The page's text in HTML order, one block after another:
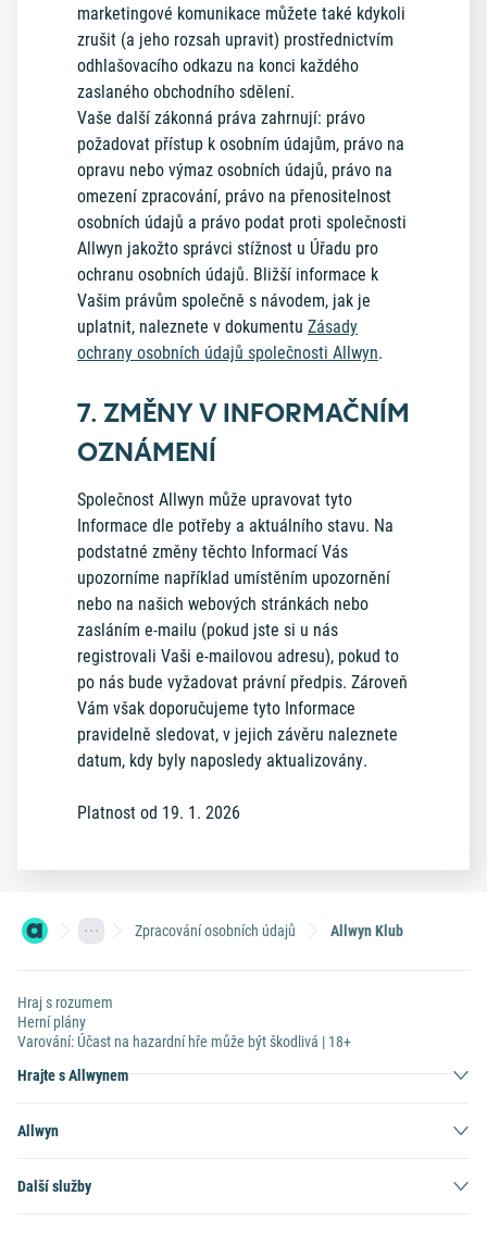
marketingové komunikace můžete také kdykoli
zrušit (a jeho rozsah upravit) prostřednictvím
odhlašovacího odkazu na konci každého
zaslaného obchodního sdělení.
Vaše další zákonná práva zahrnují: právo
požadovat přístup k osobním údajům, právo na
opravu nebo výmaz osobních údajů, právo na
omezení zpracování, právo na přenositelnost
osobních údajů a právo podat proti společnosti
Allwyn jakožto správci stížnost u Úřadu pro
ochranu osobních údajů. Bližší informace k
Vašim právům společně s návodem, jak je
uplatnit, naleznete v dokumentu Zásady
ochrany osobních údajů společnosti Allwyn.
7. ZMĚNY V INFORMAČNÍM
OZNÁMENÍ
Společnost Allwyn může upravovat tyto
Informace dle potřeby a aktuálního stavu. Na
podstatné změny těchto Informací Vás
upozorníme například umístěním upozornění
nebo na našich webových stránkách nebo
zasláním e-mailu (pokud jste si u nás
registrovali Vaši e-mailovou adresu), pokud to
po nás bude vyžadovat právní předpis. Zároveň
Vám však doporučujeme tyto Informace
pravidelně sledovat, v jejich závěru naleznete
datum, kdy byly naposledy aktualizovány.
Platnost od 19. 1. 2026
Zpracování osobních údajů Allwyn Klub
Hraj s rozumem
Herní plány
Varování: Účast na hazardní hře může být škodlivá | 18+
Hrajte s Allwynem
Allwyn
Další služby